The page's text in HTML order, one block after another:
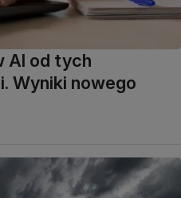
AI od tych
Wyniki nowego